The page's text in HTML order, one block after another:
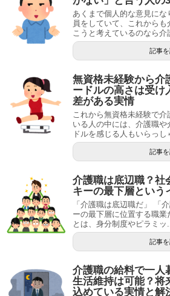
あくまで個人的な意見に
員をしていて、これから
こうと考えているのなら
記事
無資格未経験から介
ードルの高さは受け
差がある実情
これから無資格未経験で
いる人の中には、介護職
ドルを感じる人もいらっ
記事
介護職は底辺職？社
キーの最下層という
「介護職は底辺職だ」 「
ーの最下層に位置する職
とは、身分制度やピラミッ
記事
介護職の給料で一人
生活維持は可能？将
込めている実情と解